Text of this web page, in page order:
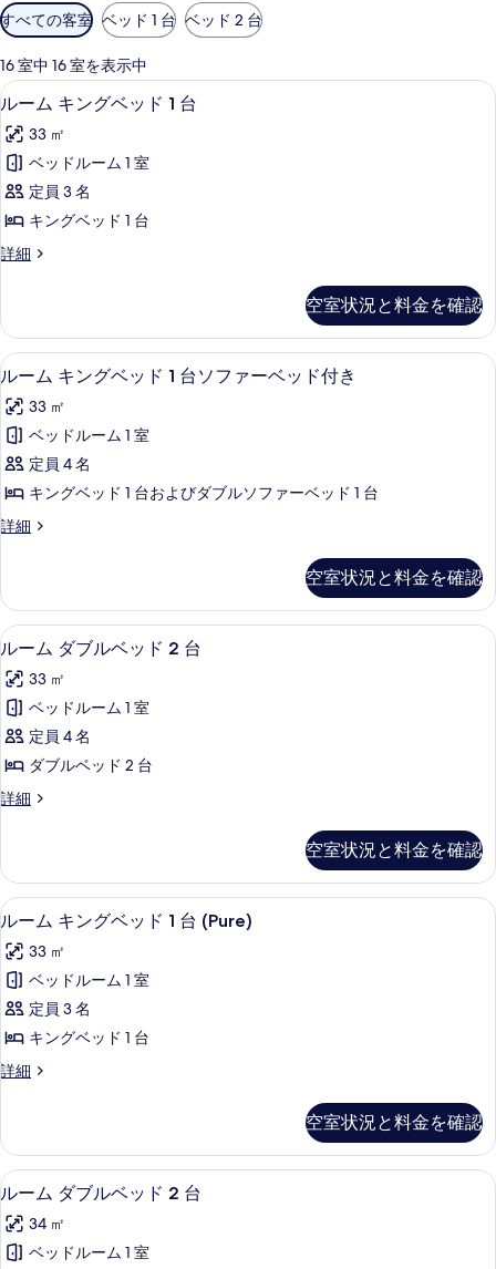
利
用
可
能
な
客
室
の
り
込
件
すべての客室 ベッド 1 台 ベッド 2 台
16 室中 16 室を表示中
ル
ー
ム
キ
ン
ベ
ド
台
の
す
べ
て
の
を
表
示
す
る
高級寝具、ピロートップベッド、セ
8
ルーム キングベッド 1 台
33 ㎡
ベッドルーム 1 室
定員 3 名
キングベッド 1 台
詳細
ル
ン
グ
ベ
ド
台
の
詳
空室状況と料金を確認
ル
ー
ム
キ
ン
ベ
ド
台
ソ
フ
ァ
ー
ベ
付
き
の
す
べ
て
の
写
を
表
示
す
る
高級寝具、ピロートップベッド、セ
6
ルーム キングベッド 1 台ソファーベッド付き
33 ㎡
ベッドルーム 1 室
定員 4 名
キングベッド 1 台およびダブルソファーベッド 1 台
詳細
ル
ン
グ
ベ
ド
台
ソ
フ
ー
付
き
の
詳
細
空室状況と料金を確認
ル
ー
ム
ダ
ブ
ベ
ド
2
台
の
す
べ
て
の
を
表
示
す
高級寝具、ピロートップベッド、セ
7
ルーム ダブルベッド 2 台
33 ㎡
ベッドルーム 1 室
定員 4 名
ダブルベッド 2 台
詳細
ル
ブ
ル
ベ
ド
2
台
の
詳
空室状況と料金を確認
ル
ー
ム
キ
ン
ベ
ド
台
(Pure)
の
高級寝具、ピロートップベッド、セ
7
ルーム キングベッド 1 台 (Pure)
33 ㎡
ベッドルーム 1 室
定員 3 名
キングベッド 1 台
詳細
ル
ン
グ
ベ
ド
空室状況と料金を確認
ル
ー
ム
高級寝具、ピロートップベッド、セ
7
ルーム ダブルベッド 2 台
34 ㎡
ベッドルーム 1 室